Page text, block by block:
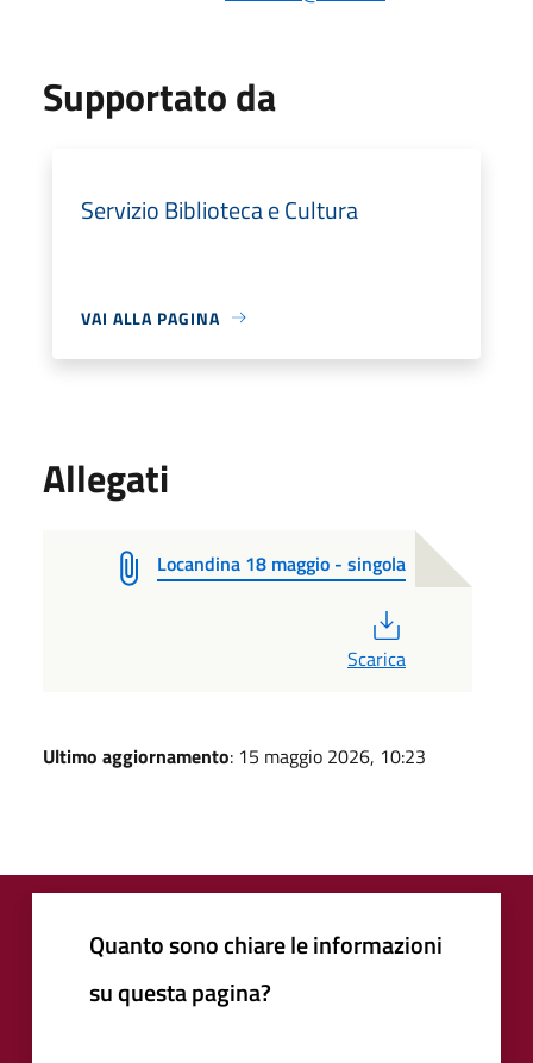
Supportato da
Servizio Biblioteca e Cultura
VAI ALLA PAGINA
Allegati
Locandina 18 maggio - singola
Scarica
Ultimo aggiornamento: 15 maggio 2026, 10:23
Quanto sono chiare le informazioni
su questa pagina?